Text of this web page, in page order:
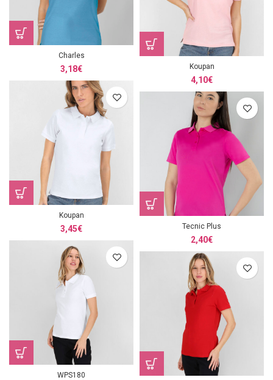
Charles
3,18€ Koupan
4,10€
Koupan
3,45€ Tecnic Plus
2,40€
WPS180